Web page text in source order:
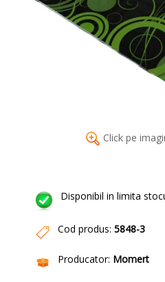
Click pe
Disponibil in limita
Cod produs: 5848-3
Producator: Momert